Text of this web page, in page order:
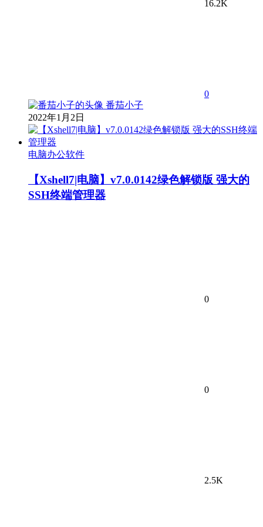
16.2K
0
番茄小子
2022年1月2日
电脑办公软件
【Xshell7|电脑】v7.0.0142绿色解锁版 强大的
SSH终端管理器
0
0
2.5K